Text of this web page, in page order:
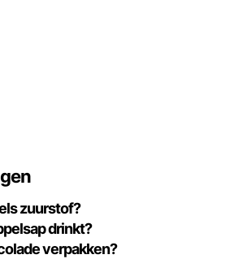
zuurstof?
drinkt?
verpakken?